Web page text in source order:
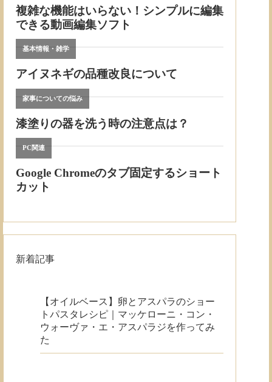
新着記事
【オイルベース】卵とアスパラのショー
トパスタレシピ｜マッケローニ・コン・
ウォーヴァ・エ・アスパラジを作ってみ
た